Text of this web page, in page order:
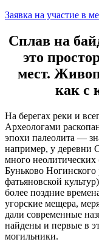
Заявка на участие в
Сплав на
это
мест.
как с
На берегах реки и
Археологами
эпохи палеолита —
например, у деревни
много
Буньково
фатьяновской
более поздние
угорские мещера,
дали современные
найдены и первые в
могильники.